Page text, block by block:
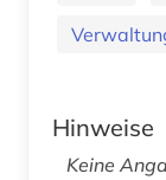
Hinweise
Keine